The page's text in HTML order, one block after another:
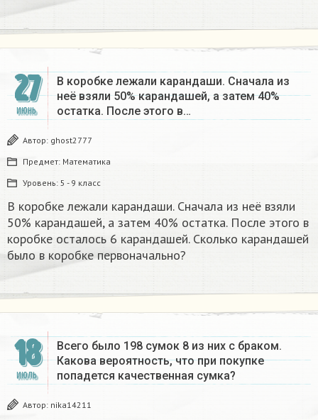
27
ИЮНЬ
В коробке лежали карандаши. Сначала из
неё взяли 50% карандашей, а затем 40%
остатка. После этого в…
Автор: ghost2777
Предмет: Математика
Уровень: 5 - 9 класс
В коробке лежали карандаши. Сначала из неё взяли
50% карандашей, а затем 40% остатка. После этого в
коробке осталось 6 карандашей. Сколько карандашей
было в коробке первоначально?
18
ИЮЛЬ
Всего было 198 сумок 8 из них с браком.
Какова вероятность, что при покупке
попадется качественная сумка?
Автор: nika14211